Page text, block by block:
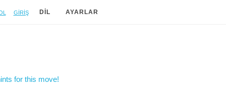
Giriş DIL AYARLAR
for this move!